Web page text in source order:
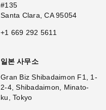
#135
Santa Clara, CA 95054
+1 669 292 5611
일본 사무소
Gran Biz Shibadaimon F1, 1-
2-4, Shibadaimon, Minato-
ku, Tokyo